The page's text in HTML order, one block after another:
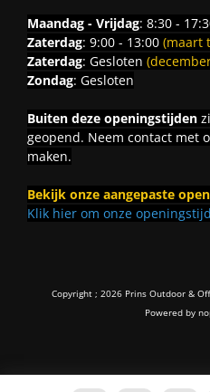
Maandag - Vrijdag: 8:30 -
Zaterdag: 9:00 - 13:00 (maart
Zaterdag: Gesloten
Zondag: Gesloten
Buiten deze openingstijden
geopend. Neem contact met
maken.
Bekijk onze aangepaste
Klik hier om onze
Copyright ; 2026 Prins Outdoor &
Powered by